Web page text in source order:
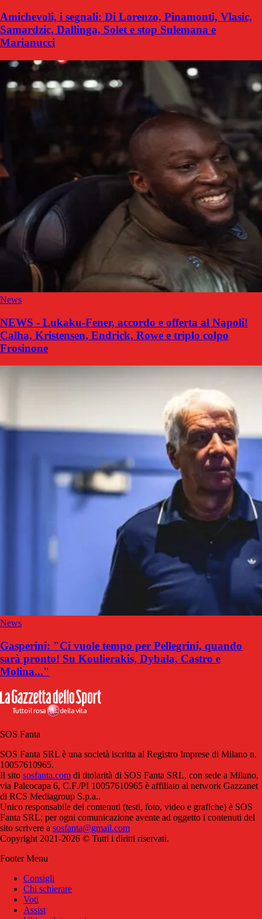
Amichevoli, i segnali: Di Lorenzo, Pinamonti, Vlasic,
Samardzic, Dallinga, Solet e stop Sulemana e
Marianucci
News
NEWS - Lukaku-Fener, accordo e offerta al Napoli!
Calha, Kristensen, Endrick, Rowe e triplo colpo
Frosinone
News
Gasperini: "Ci vuole tempo per Pellegrini, quando
sarà pronto! Su Koulierakis, Dybala, Castro e
Molina..."
SOS Fanta
SOS Fanta SRL è una società iscritta al Registro Imprese di Milano n.
10057610965.
Il sito sosfanta.com di titolarità di SOS Fanta SRL, con sede a Milano,
via Paleocapa 6, C.F./PI 10057610965 è affiliato al network Gazzanet
di RCS Mediagroup S.p.a..
Unico responsabile dei contenuti (testi, foto, video e grafiche) è SOS
Fanta SRL; per ogni comunicazione avente ad oggetto i contenuti del
sito scrivere a sosfanta@gmail.com
Copyright 2021-2026 © Tutti i diritti riservati.
Footer Menu
Consigli
Chi schierare
Voti
Assist